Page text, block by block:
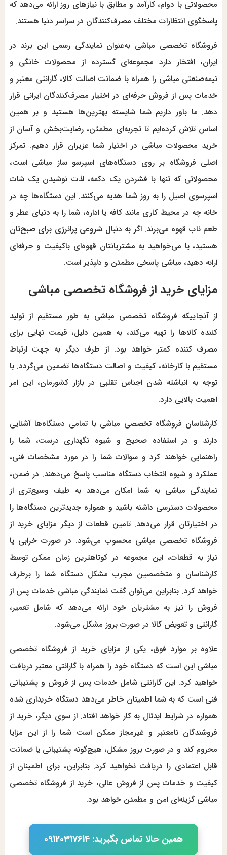
محصولاتی با دوام، کارآمد و مطابق با نیازهای روز ارائه می‌دهد که
پاسخگوی انتظارات مختلف مصرف‌کنندگان در سراسر دنیا هستند.
فروشگاه تخصصی مباشی به‌عنوان نمایندگی رسمی این برند در
ایران، افتخار دارد مجموعه‌ای گسترده از محصولات خانگی و
نیمه‌صنعتی مباشی را همراه با ضمانت اصالت کالا، گارانتی معتبر و
خدمات پس از فروش حرفه‌ای در اختیار مصرف‌کنندگان ایرانی قرار
دهد. ما باور داریم شما شایسته بهترین‌ها هستید و بر همین
اساس تلاش کرده‌ایم تا تجربه‌ای مطمئن، رضایت‌بخش و آسان از
خرید محصولات مباشی در اختیار شما عزیران قرار دهیم. تمرکز
اصلی فروشگاه بر روی دستگاه‌های اسپرسو ساز مباشی است،
محصولاتی که تنها با فشردن یک دکمه، لذت نوشیدن یک شات
اسپرسوی اصیل را به روز شما هدیه می‌کنند. این دستگاه‌ها چه در
خانه چه در محیط کاری مانند کافه یا اداره، شما را به دنیای عطر و
طعم ناب قهوه می‌برند. اگر به دنبال شروعی پرانرژی برای صبح‌تان
هستید، یا می‌خواهید به مشتریانتان قهوه‌ای باکیفیت و حرفه‌ای
ارائه دهید، مباشی پاسخی مطمئن و دلپذیر است.
مزایای خرید از فروشگاه تخصصی مباشی
از آنجاییکه فروشگاه تخصصی مباشی به طور مستقیم از تولید
کننده کالاها را تهیه می‌کند، به همین دلیل، قیمت نهایی برای
مصرف کننده کمتر خواهد بود. از طرف دیگر به جهت ارتباط
مستقیم با کارخانه، کیفیت و اصالت دستگاه‌ها تضمین می‌گردد. با
توجه به انباشته شدن اجناس تقلبی در بازار کشورمان، این امر
اهمیت بالایی دارد.
کارشناسان فروشگاه تخصصی مباشی با تمامی دستگاه‌ها آشنایی
دارند و در استفاده صحیح و شیوه نگهداری درست، شما را
راهنمایی خواهند کرد و سوالات شما را در مورد مشخصات فنی،
عملکرد و شیوه انتخاب دستگاه مناسب پاسخ می‌دهند. در ضمن،
نمایندگی‌ مباشی به شما امکان می‌دهد به طیف وسیع‌تری از
محصولات دسترسی داشته باشید و همواره جدیدترین دستگاه‌ها را
در اختیارتان قرار می‌دهد. تامین قطعات از دیگر مزایای خرید از
فروشگاه تخصصی مباشی محسوب می‌شود. در صورت خرابی یا
نیاز به قطعات، این مجموعه در کوتاهترین زمان ممکن توسط
کارشناسان و متخصصین مجرب مشکل دستگاه شما را برطرف
خواهد کرد. بنابراین می‌توان گفت نمایندگی‌ مباشی خدمات پس از
فروش را نیز به مشتریان خود ارائه می‌دهد که شامل تعمیر،
گارانتی و تعویض کالا در صورت بروز مشکل می‌شود.
علاوه بر موارد فوق، یکی از مزایای خرید از فروشگاه تخصصی
مباشی این است که دستگاه خود را همراه با گارانتی معتبر دریافت
خواهید کرد. این گارانتی شامل خدمات پس از فروش و پشتیبانی
فنی است که به شما اطمینان خاطر می‌دهد دستگاه خریداری ‌شده
همواره در شرایط ایدئال به کار خواهد افتاد. از سوی دیگر، خرید از
فروشندگان نامعتبر و غیرمجاز ممکن است شما را از این مزایا
محروم کند و در صورت بروز مشکل، هیچ‌گونه پشتیبانی یا ضمانت
قابل اعتمادی را دریافت نخواهید کرد. بنابراین، برای اطمینان از
کیفیت و خدمات پس از فروش عالی، خرید از فروشگاه تخصصی
مباشی گزینه‌ای امن و مطمئن خواهد بود.
همین حالا تماس بگیرید: 09120317614